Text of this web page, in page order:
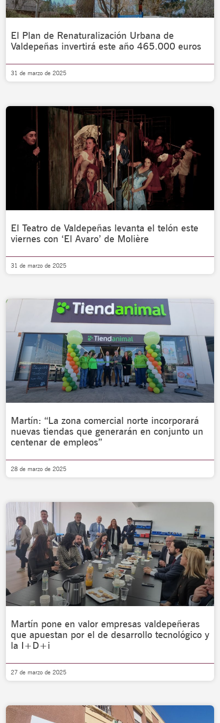
El Plan de Renaturalización Urbana de
Valdepeñas invertirá este año 465.000 euros
31 de marzo de 2025
El Teatro de Valdepeñas levanta el telón este
viernes con ‘El Avaro’ de Molière
31 de marzo de 2025
Martín: “La zona comercial norte incorporará
nuevas tiendas que generarán en conjunto un
centenar de empleos”
28 de marzo de 2025
Martín pone en valor empresas valdepeñeras
que apuestan por el de desarrollo tecnológico y
la I+D+i
27 de marzo de 2025